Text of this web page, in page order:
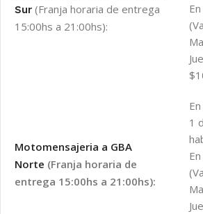
Sur (Franja horaria de entrega
15:00hs a 21:00hs):
Motomensajeria a GBA
Norte (Franja horaria de
entrega 15:00hs a 21:00hs):
1